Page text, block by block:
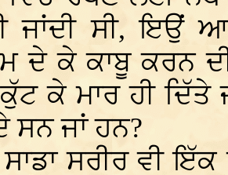
ਜਾਂਦੀ ਸੀ, ਇਉਂ
ਦੇ ਕੇ ਕਾਬੂ ਕਰਨ
ਕੇ ਮਾਰ ਹੀ ਦਿੱਤੇ
ਸਨ ਜਾਂ ਹਨ?
ਸਰੀਰ ਵੀ